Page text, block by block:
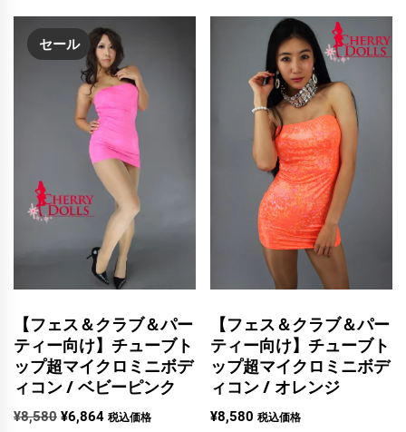
セール
【フェス＆クラブ＆パー
ティー向け】チューブト
ップ超マイクロミニボデ
ィコン / ベビーピンク
¥8,580 元
¥6,864現
税込価格
【フェス＆クラブ＆パー
ティー向け】チューブト
ップ超マイクロミニボデ
ィコン / オレンジ
¥8,580 税込価格